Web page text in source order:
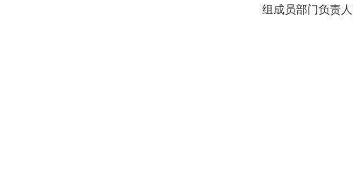
组成员部门负责